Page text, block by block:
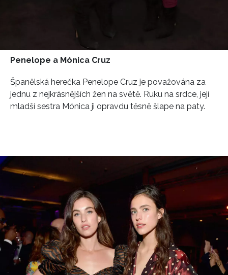
Penelope a Mónica Cruz
Španělská herečka Penelope Cruz je považována za
jednu z nejkrásnějších žen na světě. Ruku na srdce, její
mladší sestra Mónica ji opravdu těsně šlape na paty.